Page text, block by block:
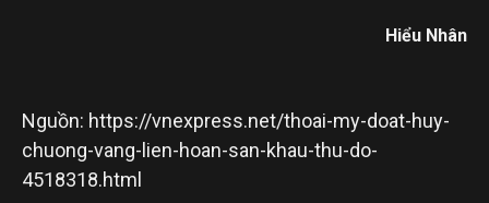
Hiểu Nhân
Nguồn: https://vnexpress.net/thoai-my-doat-huy-
chuong-vang-lien-hoan-san-khau-thu-do-
4518318.html